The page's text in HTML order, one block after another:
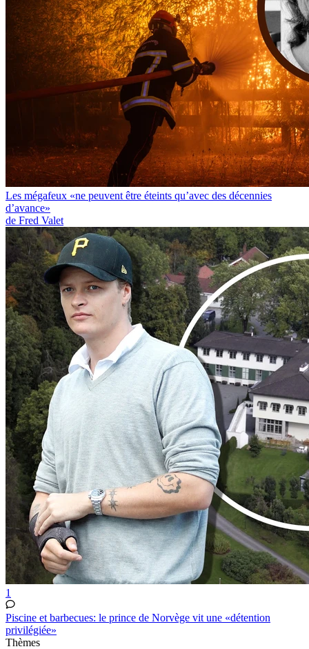
Les mégafeux «ne peuvent être éteints qu’avec des décennies
d’avance»
de Fred Valet
1
Piscine et barbecues: le prince de Norvège vit une «détention
privilégiée»
Thèmes